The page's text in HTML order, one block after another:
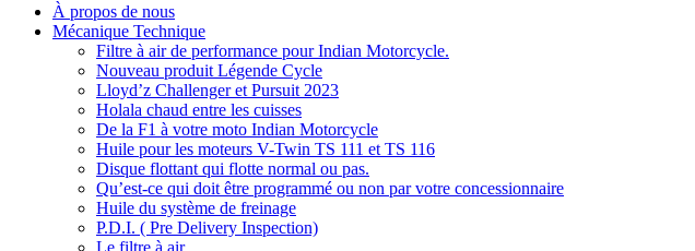
À propos de nous
Mécanique Technique
Filtre à air de performance pour Indian Motorcycle.
Nouveau produit Légende Cycle
Lloyd’z Challenger et Pursuit 2023
Holala chaud entre les cuisses
De la F1 à votre moto Indian Motorcycle
Huile pour les moteurs V-Twin TS 111 et TS 116
Disque flottant qui flotte normal ou pas.
Qu’est-ce qui doit être programmé ou non par votre concessionnaire
Huile du système de freinage
P.D.I. ( Pre Delivery Inspection)
Le filtre à air